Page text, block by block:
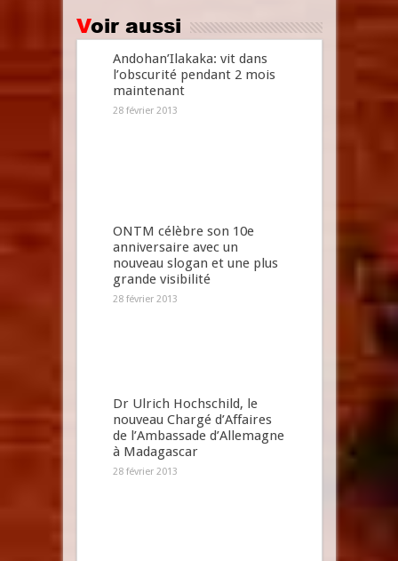
Voir aussi
Andohan’Ilakaka: vit dans
l’obscurité pendant 2 mois
maintenant
28 février 2013
ONTM célèbre son 10e
anniversaire avec un
nouveau slogan et une plus
grande visibilité
28 février 2013
Dr Ulrich Hochschild, le
nouveau Chargé d’Affaires
de l’Ambassade d’Allemagne
à Madagascar
28 février 2013